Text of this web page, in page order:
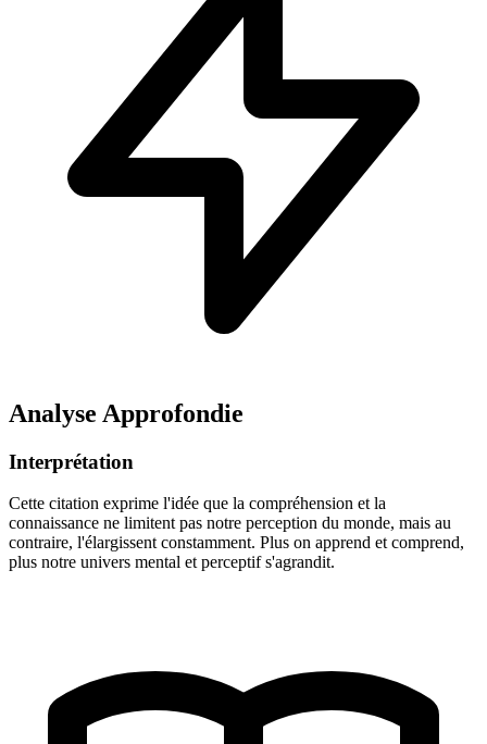
Analyse Approfondie
Interprétation
Cette citation exprime l'idée que la compréhension et la
connaissance ne limitent pas notre perception du monde, mais au
contraire, l'élargissent constamment. Plus on apprend et comprend,
plus notre univers mental et perceptif s'agrandit.